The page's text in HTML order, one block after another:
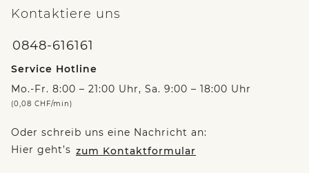
Kontaktiere uns
0848-616161
Service Hotline
Mo.-Fr. 8:00 – 21:00 Uhr, Sa. 9:00 – 18:00 Uhr
(0,08 CHF/min)
Oder schreib uns eine Nachricht an:
Hier geht’s zum Kontaktformular